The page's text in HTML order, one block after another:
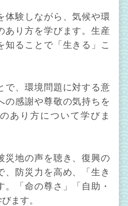
体験しながら、気候や環
あり方を学びます。生産
知ることで「生きる」こ
で、環境問題に対する意
の感謝や尊敬の気持ちを
あり方について学びま
災地の声を聴き、復興の
、防災力を高め、「生き
。「命の尊さ」「自助・
ます。